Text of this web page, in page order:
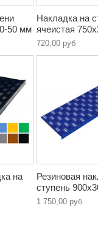
50 мм
Накладка на
ячеистая
720,00 руб
на
Резиновая
ступень
1 750,00 руб